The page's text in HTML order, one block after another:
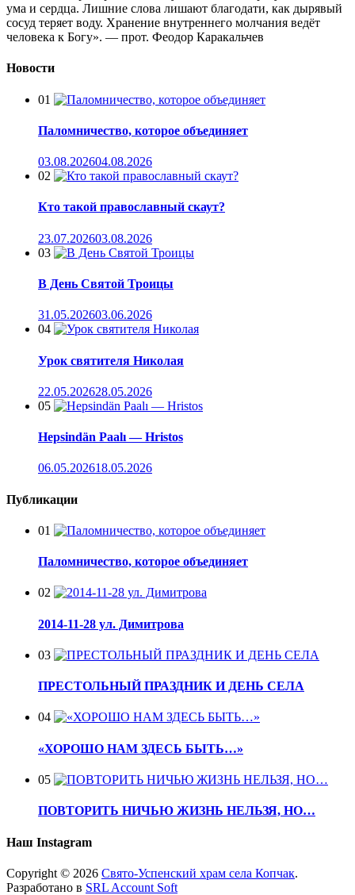
ума и сердца. Лишние слова лишают благодати, как дырявый
сосуд теряет воду. Хранение внутреннего молчания ведёт
человека к Богу». — прот. Феодор Каракальчев
Новости
01
Паломничество, которое объединяет
03.08.202604.08.2026
02
Кто такой православный скаут?
23.07.202603.08.2026
03
В День Святой Троицы
31.05.202603.06.2026
04
Урок святителя Николая
22.05.202628.05.2026
05
Hepsindän Paalı — Hristos
06.05.202618.05.2026
Публикации
01
Паломничество, которое объединяет
02
2014-11-28 ул. Димитрова
03
ПРЕСТОЛЬНЫЙ ПРАЗДНИК И ДЕНЬ СЕЛА
04
«ХОРОШО НАМ ЗДЕСЬ БЫТЬ…»
05
ПОВТОРИТЬ НИЧЬЮ ЖИЗНЬ НЕЛЬЗЯ, НО…
Наш Instagram
Copyright © 2026 Свято-Успенский храм села Копчак.
Разработано в SRL Account Soft